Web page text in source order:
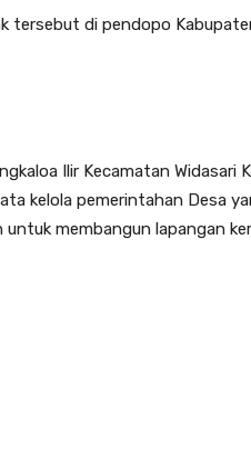
tersebut di pendopo
Ilir Kecamatan
kelola pemerintahan Desa
membangun lapangan